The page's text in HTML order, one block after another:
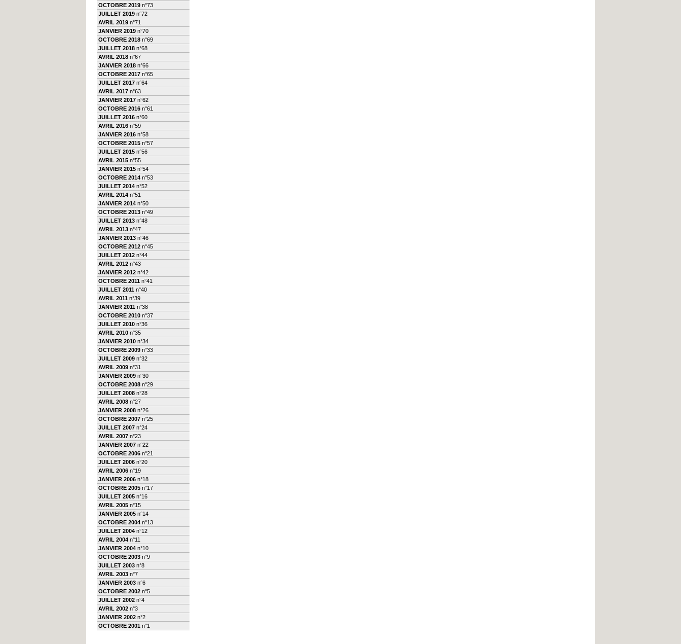
OCTOBRE 2019 n°73
JUILLET 2019 n°72
AVRIL 2019 n°71
JANVIER 2019 n°70
OCTOBRE 2018 n°69
JUILLET 2018 n°68
AVRIL 2018 n°67
JANVIER 2018 n°66
OCTOBRE 2017 n°65
JUILLET 2017 n°64
AVRIL 2017 n°63
JANVIER 2017 n°62
OCTOBRE 2016 n°61
JUILLET 2016 n°60
AVRIL 2016 n°59
JANVIER 2016 n°58
OCTOBRE 2015 n°57
JUILLET 2015 n°56
AVRIL 2015 n°55
JANVIER 2015 n°54
OCTOBRE 2014 n°53
JUILLET 2014 n°52
AVRIL 2014 n°51
JANVIER 2014 n°50
OCTOBRE 2013 n°49
JUILLET 2013 n°48
AVRIL 2013 n°47
JANVIER 2013 n°46
OCTOBRE 2012 n°45
JUILLET 2012 n°44
AVRIL 2012 n°43
JANVIER 2012 n°42
OCTOBRE 2011 n°41
JUILLET 2011 n°40
AVRIL 2011 n°39
JANVIER 2011 n°38
OCTOBRE 2010 n°37
JUILLET 2010 n°36
AVRIL 2010 n°35
JANVIER 2010 n°34
OCTOBRE 2009 n°33
JUILLET 2009 n°32
AVRIL 2009 n°31
JANVIER 2009 n°30
OCTOBRE 2008 n°29
JUILLET 2008 n°28
AVRIL 2008 n°27
JANVIER 2008 n°26
OCTOBRE 2007 n°25
JUILLET 2007 n°24
AVRIL 2007 n°23
JANVIER 2007 n°22
OCTOBRE 2006 n°21
JUILLET 2006 n°20
AVRIL 2006 n°19
JANVIER 2006 n°18
OCTOBRE 2005 n°17
JUILLET 2005 n°16
AVRIL 2005 n°15
JANVIER 2005 n°14
OCTOBRE 2004 n°13
JUILLET 2004 n°12
AVRIL 2004 n°11
JANVIER 2004 n°10
OCTOBRE 2003 n°9
JUILLET 2003 n°8
AVRIL 2003 n°7
JANVIER 2003 n°6
OCTOBRE 2002 n°5
JUILLET 2002 n°4
AVRIL 2002 n°3
JANVIER 2002 n°2
OCTOBRE 2001 n°1